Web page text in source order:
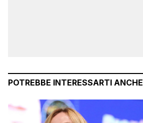
POTREBBE INTERESSARTI ANCHE